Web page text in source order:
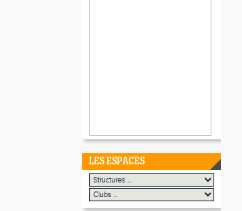
LES ESPACES